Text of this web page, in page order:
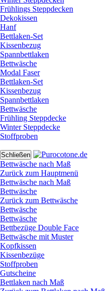
Frühlings Steppdecken
Dekokissen
Hanf
Bettlaken-Set
Kissenbezug
Spannbettlaken
Bettwäsche
Modal Faser
Bettlaken-Set
Kissenbezug
Spannbettlaken
Bettwäsche
Frühling Steppdecke
Winter Steppdecke
Stoffproben
Schließen
Bettwäsche nach Maß
Zurück zum Hauptmenü
Bettwäsche nach Maß
Bettwäsche
Zurück zum Bettwäsche
Bettwäsche
Bettwäsche
Bettbezüge Double Face
Bettwäsche mit Muster
Kopfkissen
Kissenbezüge
Stoffproben
Gutscheine
Bettlaken nach Maß